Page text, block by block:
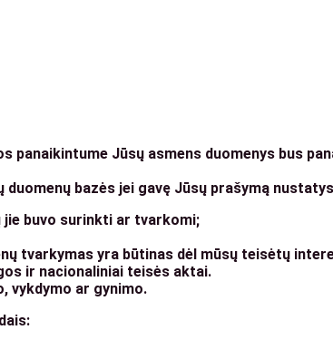
Jūsų asmens duomenys bus
bazės jei gavę Jūsų prašymą
buvo surinkti ar tvarkomi;
tvarkymas yra būtinas dėl mūsų teisėtų
ir nacionaliniai teisės aktai.
vykdymo ar gynimo.